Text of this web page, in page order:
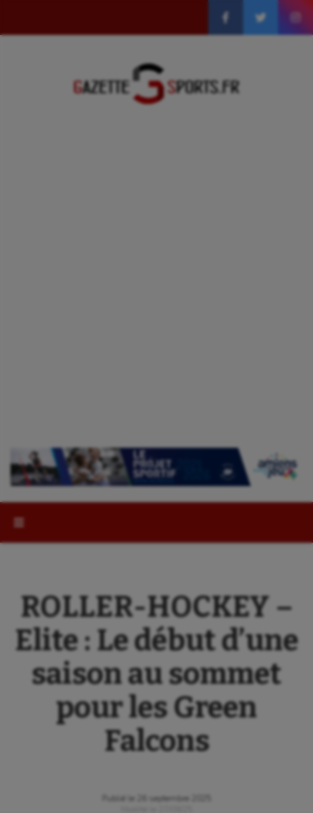
ROLLER-HOCKEY –
Elite : Le début d’une
saison au sommet
pour les Green
Falcons
Publié le
26 septembre 2025